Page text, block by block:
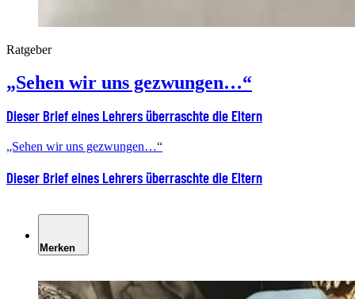
Ratgeber
„Sehen wir uns gezwungen…“
Dieser Brief eines Lehrers überraschte die Eltern
„Sehen wir uns gezwungen…“
Dieser Brief eines Lehrers überraschte die Eltern
Merken